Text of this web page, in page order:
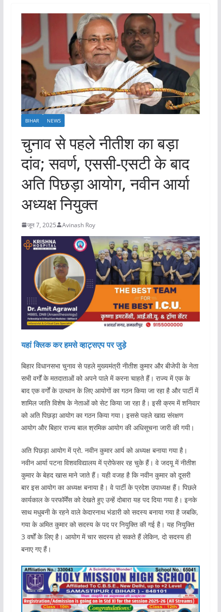
BIHAR NEWS
चुनाव से पहले नीतीश का बड़ा
दांव; सवर्ण, एससी-एसटी के बाद
अति पिछड़ा आयोग, नवीन आर्या
अध्यक्ष नियुक्त
जून 7, 2025 Avinash Roy
यहां क्लिक कर हमसे व्हाट्सएप पर जुड़े
बिहार विधानसभा चुनाव से पहले मुख्यमंत्री नीतीश कुमार और बीजेपी के नेता
सभी वर्गों के मतदाताओं को अपने पाले में करना चाहते हैं। राज्य में एक के
बाद एक वर्गों के उत्थान के लिए आयोगों का गठन किया जा रहा है और पार्टी में
शामिल जाति विशेष के नेताओं को सेट किया जा रहा है। इसी क्रम में शनिवार
को अति पिछड़ा आयोग का गठन किया गया। इससे पहले खाद्य संरक्षण
आयोग और बिहार राज्य बाल श्रमिक आयोग की अधिसूचना जारी की गयी।
अति पिछड़ा आयोग में प्रो. नवीन कुमार आर्य को अध्यक्ष बनाया गया है।
नवीन आर्या पटना विशवविद्यालय में प्रोफेसर रह चुके हैं। वे जदयू में नीतीश
कुमार के बेहद खास माने जाते हैं। यही वजह है कि नवीन कुमार को दूसरी
बार इस आयोग का अध्यक्ष बनाया है। वे पार्टी के प्रदेश उपाध्यक्ष हैं। पिछले
कार्यकाल के परफॉर्मेंस को देखते हुए उन्हें दोबारा यह पद दिया गया है। इनके
साथ मधुबनी के रहने वाले केदारनाथ भंडारी को सदस्य बनाया गया है जबकि,
गया के अमित कुमार को सदस्य के पद पर नियुक्ति की गई है। यह नियुक्ति
3 वर्षों के लिए है। आयोग में चार सदस्य हो सकते हैं लेकिन, दो सदस्य ही
बनाए गए हैं।